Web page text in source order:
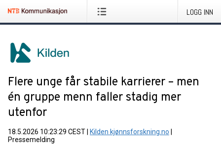
LOGG INN
Flere unge får stabile karrierer – men
én gruppe menn faller stadig mer
utenfor
18.5.2026 10:23:29 CEST Kilden kjønnsforskning.no
Pressemelding